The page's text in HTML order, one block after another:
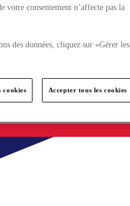
votre consentement n’affecte pas la
des données, cliquez sur «Gérer les
cookies Accepter tous les cookies